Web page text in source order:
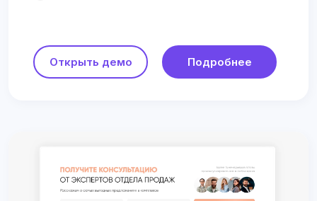
Открыть демо Подробнее